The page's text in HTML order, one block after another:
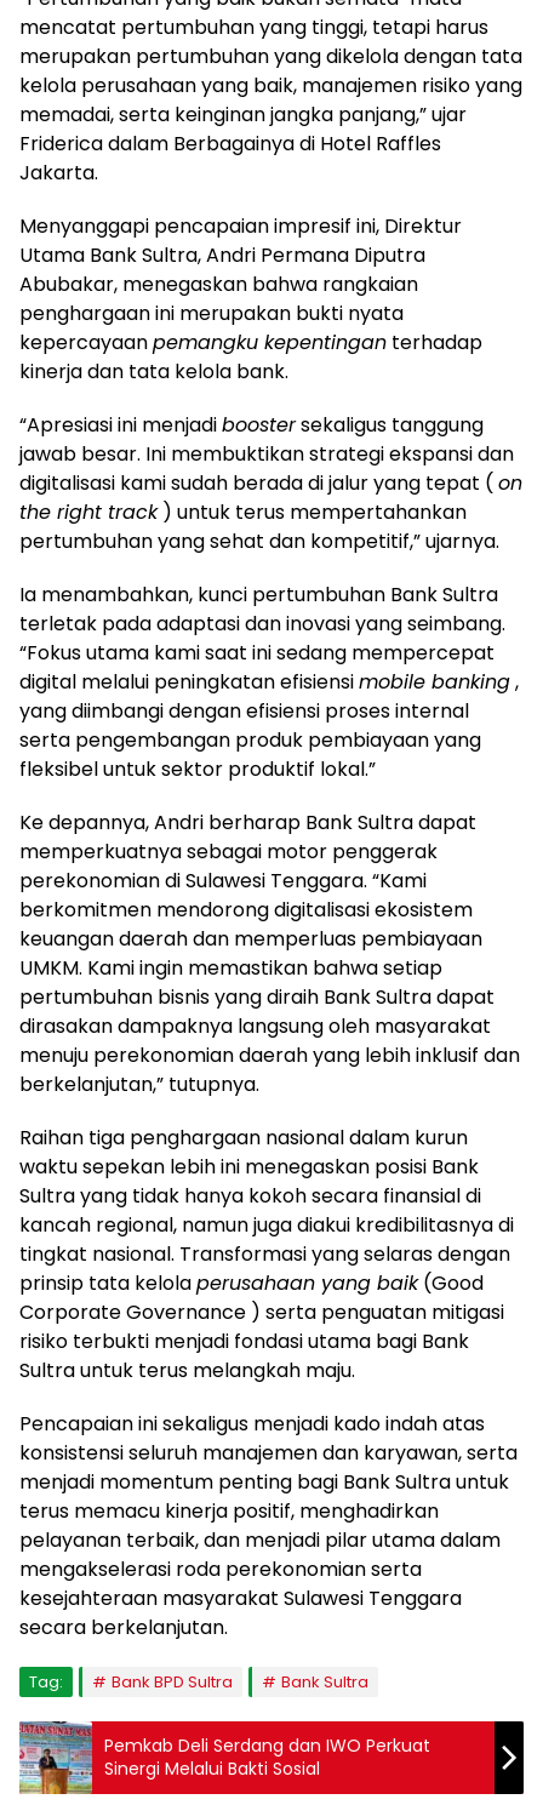
mencatat pertumbuhan yang tinggi, tetapi harus
merupakan pertumbuhan yang dikelola dengan tata
kelola perusahaan yang baik, manajemen risiko yang
memadai, serta keinginan jangka panjang,” ujar
Friderica dalam Berbagainya di Hotel Raffles
Jakarta.
Menyanggapi pencapaian impresif ini, Direktur
Utama Bank Sultra, Andri Permana Diputra
Abubakar, menegaskan bahwa rangkaian
penghargaan ini merupakan bukti nyata
kepercayaanpemangku kepentingan terhadap
kinerja dan tata kelola bank.
“Apresiasi ini menjadiboostersekaligus tanggung
jawab besar. Ini membuktikan strategi ekspansi dan
digitalisasi kami sudah berada di jalur yang tepat ( on
the right track) untuk terus mempertahankan
pertumbuhan yang sehat dan kompetitif,” ujarnya.
Ia menambahkan, kunci pertumbuhan Bank Sultra
terletak pada adaptasi dan inovasi yang seimbang.
“Fokus utama kami saat ini sedang mempercepat
digital melalui peningkatan efisiensimobile banking,
yang diimbangi dengan efisiensi proses internal
serta pengembangan produk pembiayaan yang
fleksibel untuk sektor produktif lokal.”
Ke depannya, Andri berharap Bank Sultra dapat
memperkuatnya sebagai motor penggerak
perekonomian di Sulawesi Tenggara. “Kami
berkomitmen mendorong digitalisasi ekosistem
keuangan daerah dan memperluas pembiayaan
UMKM. Kami ingin memastikan bahwa setiap
pertumbuhan bisnis yang diraih Bank Sultra dapat
dirasakan dampaknya langsung oleh masyarakat
menuju perekonomian daerah yang lebih inklusif dan
berkelanjutan,” tutupnya.
Raihan tiga penghargaan nasional dalam kurun
waktu sepekan lebih ini menegaskan posisi Bank
Sultra yang tidak hanya kokoh secara finansial di
kancah regional, namun juga diakui kredibilitasnya di
tingkat nasional. Transformasi yang selaras dengan
prinsip tata kelolaperusahaan yang baik(Good
Corporate Governance ) serta penguatan mitigasi
risiko terbukti menjadi fondasi utama bagi Bank
Sultra untuk terus melangkah maju.
Pencapaian ini sekaligus menjadi kado indah atas
konsistensi seluruh manajemen dan karyawan, serta
menjadi momentum penting bagi Bank Sultra untuk
terus memacu kinerja positif, menghadirkan
pelayanan terbaik, dan menjadi pilar utama dalam
mengakselerasi roda perekonomian serta
kesejahteraan masyarakat Sulawesi Tenggara
secara berkelanjutan.
Tag: Bank BPD Sultra Bank Sultra
Pemkab Deli Serdang dan IWO Perkuat
Sinergi Melalui Bakti Sosial